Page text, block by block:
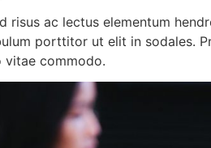
risus ac lectus elementum
porttitor ut elit in sodales.
commodo.